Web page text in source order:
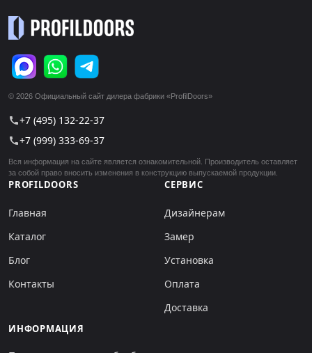
© 2026 Официальный сайт дилера фабрики «ProfilDoors»
call+7 (495) 132-22-37
call+7 (999) 333-69-37
Вся информация на сайте является ознакомительной. Производитель оставляет
за собой право вносить изменения в конструкцию выпускаемой продукции.
PROFILDOORS
Главная
Каталог
Блог
Контакты
СЕРВИС
Дизайнерам
Замер
Установка
Оплата
Доставка
ИНФОРМАЦИЯ